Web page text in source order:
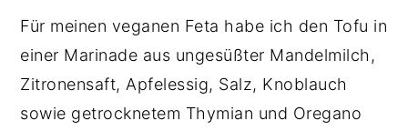
Für meinen veganen Feta habe ich den Tofu in
einer Marinade aus ungesüßter Mandelmilch,
Zitronensaft, Apfelessig, Salz, Knoblauch
sowie getrocknetem Thymian und Oregano